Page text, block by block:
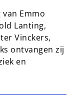
Emmo
Lanting,
Vinckers,
ontvangen zij
en